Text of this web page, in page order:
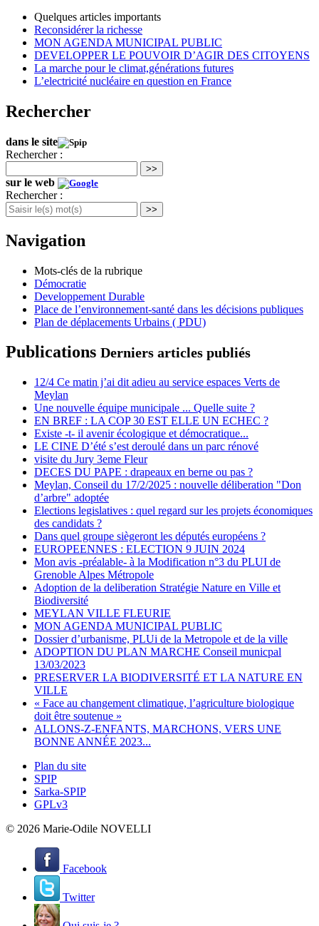
Quelques articles importants
Reconsidérer la richesse
MON AGENDA MUNICIPAL PUBLIC
DEVELOPPER LE POUVOIR D’AGIR DES CITOYENS
La marche pour le climat,générations futures
L’electricité nucléaire en question en France
Rechercher
dans le site
Rechercher :
>>
sur le web
Rechercher :
>>
Navigation
Mots-clés de la rubrique
Démocratie
Developpement Durable
Place de l’environnement-santé dans les décisions publiques
Plan de déplacements Urbains ( PDU)
Publications Derniers articles publiés
12/4 Ce matin j’ai dit adieu au service espaces Verts de
Meylan
Une nouvelle équipe municipale ... Quelle suite ?
EN BREF : LA COP 30 EST ELLE UN ECHEC ?
Existe -t- il avenir écologique et démocratique...
LE CINE D’été s’est deroulé dans un parc rénové
visite du Jury 3eme Fleur
DECES DU PAPE : drapeaux en berne ou pas ?
Meylan, Conseil du 17/2/2025 : nouvelle déliberation "Don
d’arbre" adoptée
Elections legislatives : quel regard sur les projets économiques
des candidats ?
Dans quel groupe siègeront les députés européens ?
EUROPEENNES : ELECTION 9 JUIN 2024
Mon avis -préalable- à la Modification n°3 du PLUI de
Grenoble Alpes Métropole
Adoption de la deliberation Stratégie Nature en Ville et
Biodiversité
MEYLAN VILLE FLEURIE
MON AGENDA MUNICIPAL PUBLIC
Dossier d’urbanisme, PLUi de la Metropole et de la ville
ADOPTION DU PLAN MARCHE Conseil municpal
13/03/2023
PRESERVER LA BIODIVERSITÉ ET LA NATURE EN
VILLE
« Face au changement climatique, l’agriculture biologique
doit être soutenue »
ALLONS-Z-ENFANTS, MARCHONS, VERS UNE
BONNE ANNÉE 2023...
Plan du site
SPIP
Sarka-SPIP
GPLv3
© 2026 Marie-Odile NOVELLI
Facebook
Twitter